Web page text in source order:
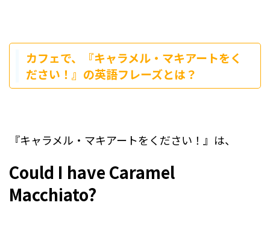
カフェで、『キャラメル・マキアートをく
ださい！』の英語フレーズとは？
『キャラメル・マキアートをください！』は、
Could I have Caramel
Macchiato?